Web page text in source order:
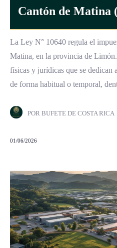
Cantón de Matina
La Ley N° 10640 regula el
Matina, en la provincia de
físicas y jurídicas que se dedican
de forma habitual o temporal,
POR BUFETE DE COSTA RICA
01/06/2026